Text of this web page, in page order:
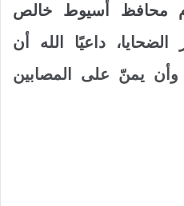
محافظ أسيوط خالص
الضحايا، داعيًا الله أن
وأن يمنّ على المصابين